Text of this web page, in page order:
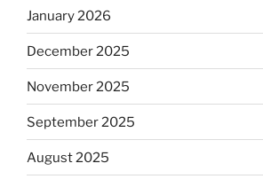
January 2026
December 2025
November 2025
September 2025
August 2025